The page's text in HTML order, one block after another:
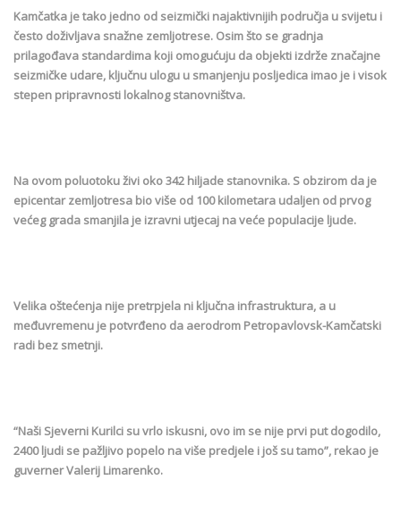
Kamčatka je tako jedno od seizmički najaktivnijih područja u svijetu i
često doživljava snažne zemljotrese. Osim što se gradnja
prilagođava standardima koji omogućuju da objekti izdrže značajne
seizmičke udare, ključnu ulogu u smanjenju posljedica imao je i visok
stepen pripravnosti lokalnog stanovništva.
Na ovom poluotoku živi oko 342 hiljade stanovnika. S obzirom da je
epicentar zemljotresa bio više od 100 kilometara udaljen od prvog
većeg grada smanjila je izravni utjecaj na veće populacije ljude.
Velika oštećenja nije pretrpjela ni ključna infrastruktura, a u
međuvremenu je potvrđeno da aerodrom Petropavlovsk-Kamčatski
radi bez smetnji.
“Naši Sjeverni Kurilci su vrlo iskusni, ovo im se nije prvi put dogodilo,
2400 ljudi se pažljivo popelo na više predjele i još su tamo”, rekao je
guverner Valerij Limarenko.